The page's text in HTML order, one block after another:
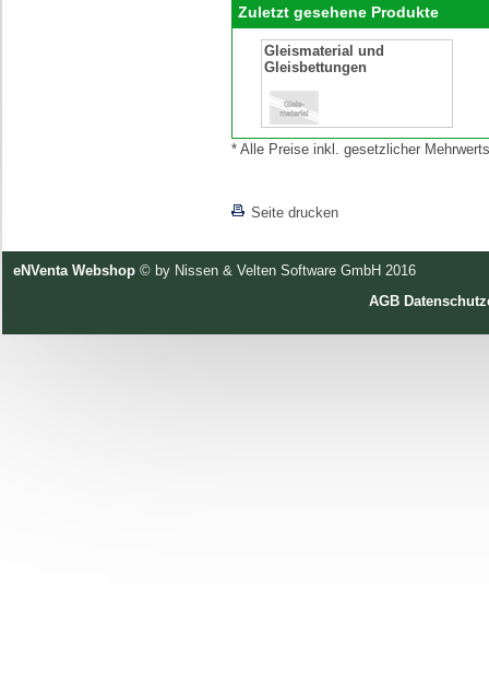
Zuletzt gesehene Produkte
Gleismaterial und
Gleisbettungen
* Alle Preise inkl. gesetzlicher
Seite drucken
eNVenta Webshop © by Nissen & Velten Software GmbH 2016
AGB